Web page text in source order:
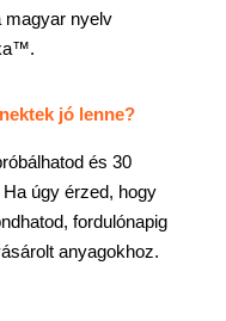
magyar nyelv
jó lenne?
és 30
úgy érzed, hogy
fordulónapig
anyagokhoz.